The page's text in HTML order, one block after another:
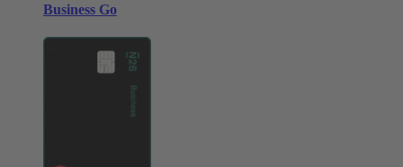
Business Go